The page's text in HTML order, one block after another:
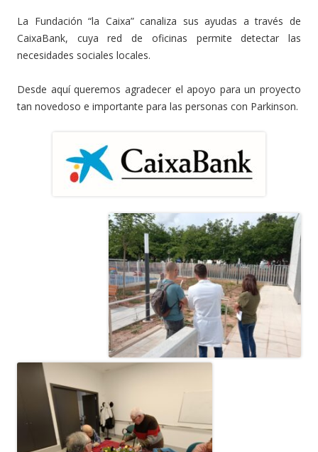
La Fundación “la Caixa” canaliza sus ayudas a través de
CaixaBank, cuya red de oficinas permite detectar las
necesidades sociales locales.
Desde aquí queremos agradecer el apoyo para un proyecto
tan novedoso e importante para las personas con Parkinson.